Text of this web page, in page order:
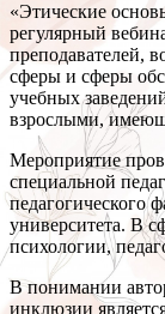
«Этические
регулярный
преподавателей,
сферы и сферы
учебных
взрослыми,
Мероприятие
специальной
педагогического
университета. В
психологии,
В понимании
инклюзии